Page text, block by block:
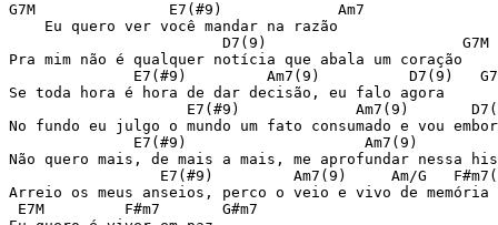
G7M               E7(#9)             Am7
    Eu quero ver você mandar na razão
                        D7(9)                      G7M
Pra mim não é qualquer notícia que abala um coração
E7(#9)         Am7(9)          D7(9)
Se toda hora é hora de dar decisão, eu falo agora
E7(#9)             Am7(9)
No fundo eu julgo o mundo um fato consumado e vou
E7(#9)                    Am7(9)
Não quero mais, de mais a mais, me aprofundar nessa
E7(#9)         Am7(9)     Am/G
Arreio os meus anseios, perco o veio e vivo de memória
E7M         F#m7       G#m7